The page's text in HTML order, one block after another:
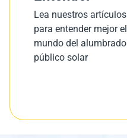
Lea nuestros artículos
para entender mejor el
mundo del alumbrado
público solar